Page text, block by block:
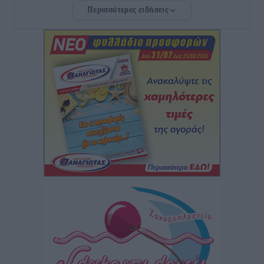
δεν υπάρχουν περιθώρια εφησυχασμού
Ειδήσεις• πριν 4 ώρες
Στον Άγιο Νικόλαο Χάλκης ανοίγει ξανά το
ανανεωμένο εκκλησιαστικό μουσείο από τη Λέσχη
Lions Χάλκης
Τοπικές Ειδήσεις • πριν 5 ώρες
Ρόδος: «Βουλιάζει» από τουρίστες – Πάνω από 1 εκατ.
επιβάτες και 55 κρουαζιερόπλοια
Γ’ Εθνική Κατηγορία: Οι ημερομηνίες των
αγωνιστικών της κανονικής περιόδου
πριν 10 ώρες
Περισσότερες ειδήσεις